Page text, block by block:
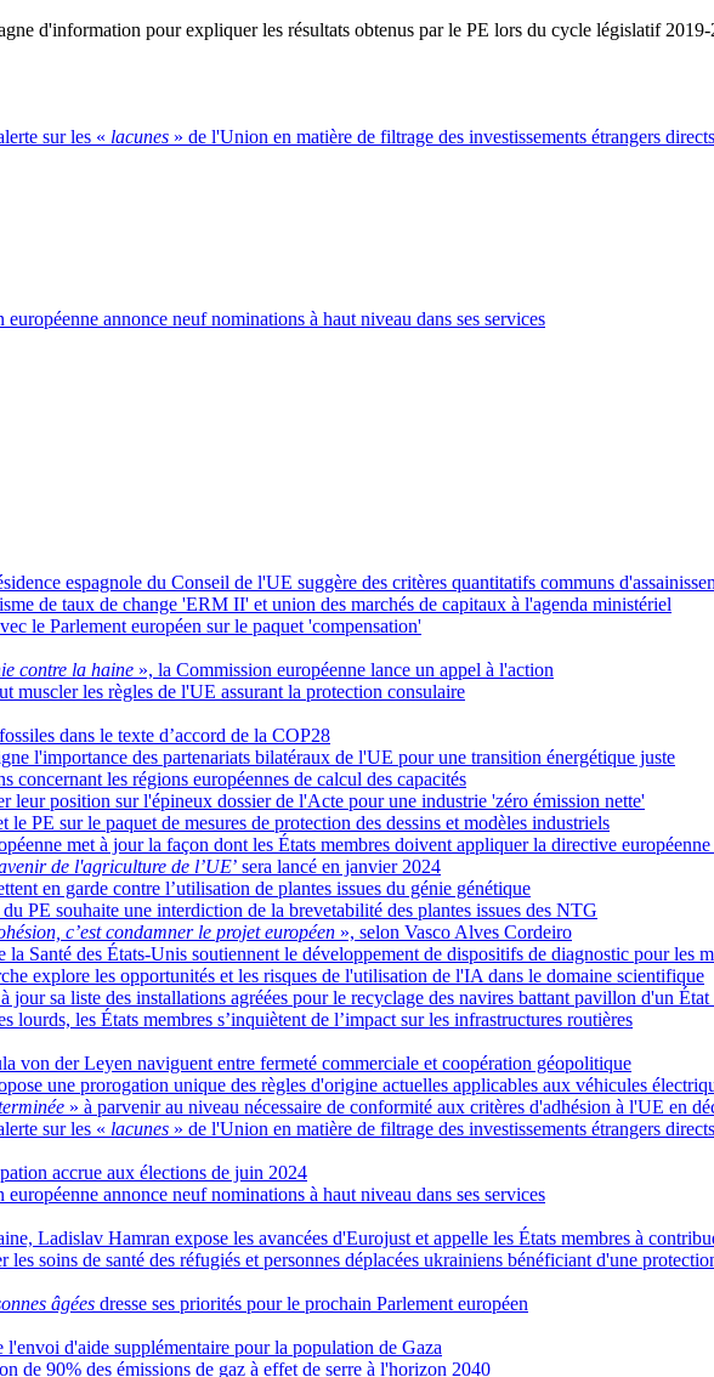
d'information pour expliquer les résultats obtenus par le PE lors du cycle législatif
sur les « lacunes » de l'Union en matière de filtrage des investissements étrangers directs
européenne annonce neuf nominations à haut niveau dans ses services
espagnole du Conseil de l'UE suggère des critères quantitatifs communs
de taux de change 'ERM II' et union des marchés de capitaux à l'agenda ministériel
le Parlement européen sur le paquet 'compensation'
contre la haine », la Commission européenne lance un appel à l'action
muscler les règles de l'UE assurant la protection consulaire
dans le texte d’accord de la COP28
l'importance des partenariats bilatéraux de l'UE pour une transition énergétique juste
concernant les régions européennes de calcul des capacités
leur position sur l'épineux dossier de l'Acte pour une industrie 'zéro émission nette'
PE sur le paquet de mesures de protection des dessins et modèles industriels
met à jour la façon dont les États membres doivent appliquer la directive
de l'agriculture de l’UE’ sera lancé en janvier 2024
en garde contre l’utilisation de plantes issues du génie génétique
PE souhaite une interdiction de la brevetabilité des plantes issues des NTG
c’est condamner le projet européen », selon Vasco Alves Cordeiro
Santé des États-Unis soutiennent le développement de dispositifs de diagnostic pour les
explore les opportunités et les risques de l'utilisation de l'IA dans le domaine scientifique
jour sa liste des installations agréées pour le recyclage des navires battant pavillon d'un État
lourds, les États membres s’inquiètent de l’impact sur les infrastructures routières
von der Leyen naviguent entre fermeté commerciale et coopération géopolitique
une prorogation unique des règles d'origine actuelles applicables aux véhicules
» à parvenir au niveau nécessaire de conformité aux critères d'adhésion à l'UE en
sur les « lacunes » de l'Union en matière de filtrage des investissements étrangers directs
accrue aux élections de juin 2024
européenne annonce neuf nominations à haut niveau dans ses services
Ladislav Hamran expose les avancées d'Eurojust et appelle les États membres à
soins de santé des réfugiés et personnes déplacées ukrainiens bénéficiant d'une
âgées dresse ses priorités pour le prochain Parlement européen
l'envoi d'aide supplémentaire pour la population de Gaza
de 90% des émissions de gaz à effet de serre à l'horizon 2040